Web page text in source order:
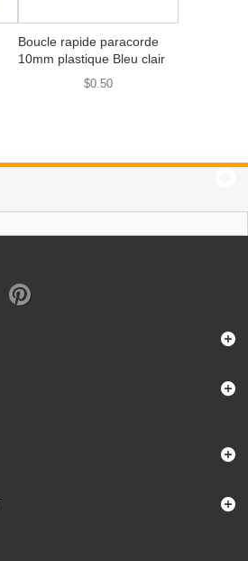
Boucle rapide paracorde
10mm plastique Bleu clair
$0.50